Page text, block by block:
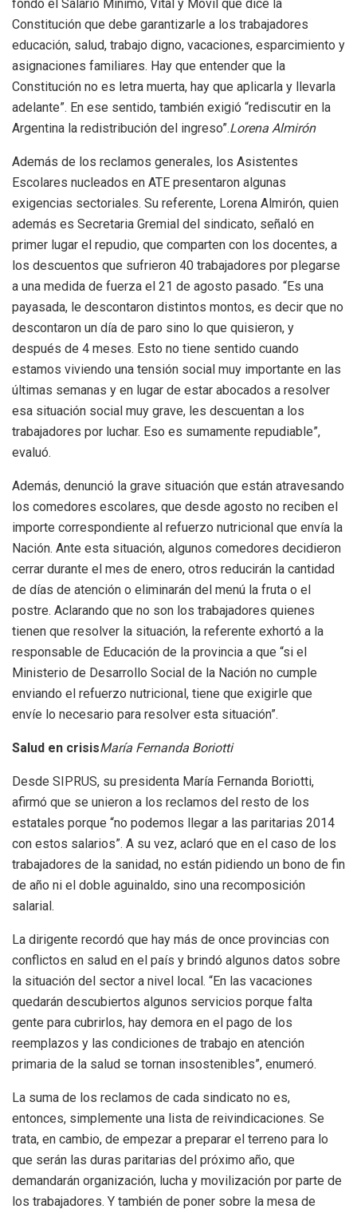
fondo el Salario Mínimo, Vital y Móvil que dice la
Constitución que debe garantizarle a los trabajadores
educación, salud, trabajo digno, vacaciones, esparcimiento y
asignaciones familiares. Hay que entender que la
Constitución no es letra muerta, hay que aplicarla y llevarla
adelante”. En ese sentido, también exigió “rediscutir en la
Argentina la redistribución del ingreso”.Lorena Almirón
Además de los reclamos generales, los Asistentes
Escolares nucleados en ATE presentaron algunas
exigencias sectoriales. Su referente, Lorena Almirón, quien
además es Secretaria Gremial del sindicato, señaló en
primer lugar el repudio, que comparten con los docentes, a
los descuentos que sufrieron 40 trabajadores por plegarse
a una medida de fuerza el 21 de agosto pasado. “Es una
payasada, le descontaron distintos montos, es decir que no
descontaron un día de paro sino lo que quisieron, y
después de 4 meses. Esto no tiene sentido cuando
estamos viviendo una tensión social muy importante en las
últimas semanas y en lugar de estar abocados a resolver
esa situación social muy grave, les descuentan a los
trabajadores por luchar. Eso es sumamente repudiable”,
evaluó.
Además, denunció la grave situación que están atravesando
los comedores escolares, que desde agosto no reciben el
importe correspondiente al refuerzo nutricional que envía la
Nación. Ante esta situación, algunos comedores decidieron
cerrar durante el mes de enero, otros reducirán la cantidad
de días de atención o eliminarán del menú la fruta o el
postre. Aclarando que no son los trabajadores quienes
tienen que resolver la situación, la referente exhortó a la
responsable de Educación de la provincia a que “si el
Ministerio de Desarrollo Social de la Nación no cumple
enviando el refuerzo nutricional, tiene que exigirle que
envíe lo necesario para resolver esta situación”.
Salud en crisisMaría Fernanda Boriotti
Desde SIPRUS, su presidenta María Fernanda Boriotti,
afirmó que se unieron a los reclamos del resto de los
estatales porque “no podemos llegar a las paritarias 2014
con estos salarios”. A su vez, aclaró que en el caso de los
trabajadores de la sanidad, no están pidiendo un bono de fin
de año ni el doble aguinaldo, sino una recomposición
salarial.
La dirigente recordó que hay más de once provincias con
conflictos en salud en el país y brindó algunos datos sobre
la situación del sector a nivel local. “En las vacaciones
quedarán descubiertos algunos servicios porque falta
gente para cubrirlos, hay demora en el pago de los
reemplazos y las condiciones de trabajo en atención
primaria de la salud se tornan insostenibles”, enumeró.
La suma de los reclamos de cada sindicato no es,
entonces, simplemente una lista de reivindicaciones. Se
trata, en cambio, de empezar a preparar el terreno para lo
que serán las duras paritarias del próximo año, que
demandarán organización, lucha y movilización por parte de
los trabajadores. Y también de poner sobre la mesa de